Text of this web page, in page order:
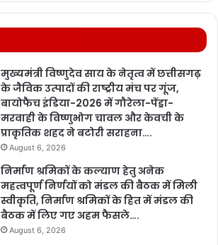
मुख्यमंत्री विष्णुदेव साय के नेतृत्व में छत्तीसगढ़
के जैविक उत्पादों की राष्ट्रीय मंच पर गूंज,
बायोफैच इंडिया-2026 में गौरेला-पेंड्रा-
मरवाही के विष्णुभोग चावल और केवची के
प्राकृतिक शहद ने बटोरी सराहना….
August 6, 2026
निर्माण श्रमिकों के कल्याण हेतु अनेक
महत्वपूर्ण निर्णयों को मंडल की बैठक में मिली
स्वीकृति, निर्माण श्रमिकों के हित में मंडल की
बैठक में लिए गए अहम फैसले….
August 6, 2026